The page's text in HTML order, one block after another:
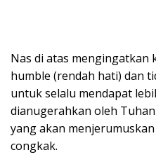
Nas di atas mengingatkan
humble (rendah hati) dan
untuk selalu mendapat
dianugerahkan oleh
yang akan
congkak.